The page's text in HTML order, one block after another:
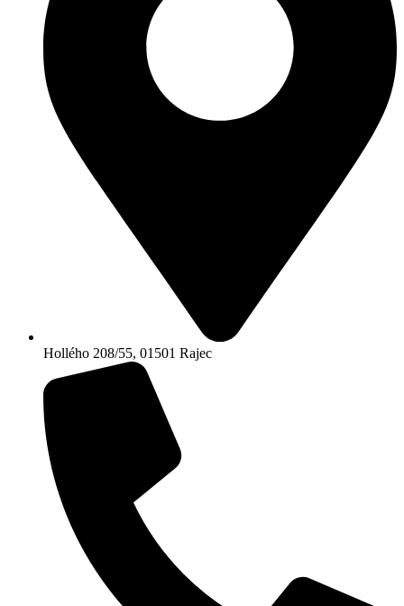
Hollého 208/55, 01501 Rajec